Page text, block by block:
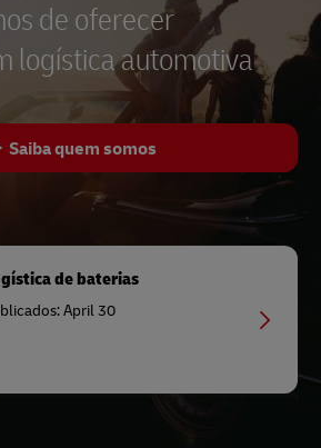
de oferecer
logística automotiva
Saiba quem somos
de baterias
April 30